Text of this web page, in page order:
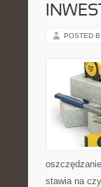
POSTED
stawia na